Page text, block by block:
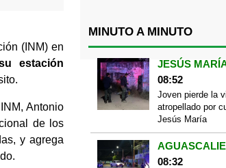
(INM) en
estación
Antonio
de los
y agrega
MINUTO A MINUTO
JESÚS
08:52
Joven pierde la
atropellado por
Jesús María
08:32